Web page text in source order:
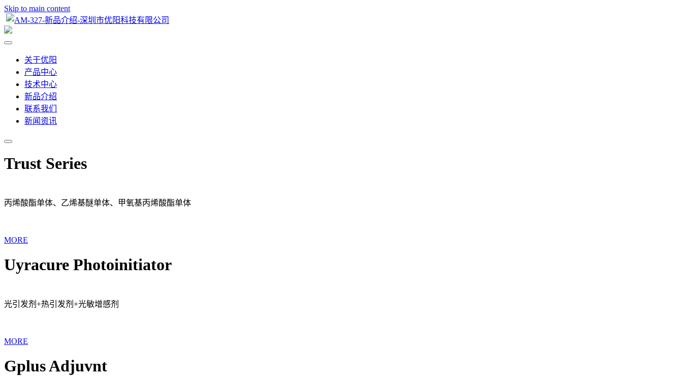
Skip to main content
关于优阳
产品中心
技术中心
新品介绍
联系我们
新闻资讯
Trust Series
丙烯酸酯单体、乙烯基醚单体、甲氧基丙烯酸酯单体
MORE
Uyracure Photoinitiator
光引发剂+热引发剂+光敏增感剂
MORE
Gplus Adjuvnt